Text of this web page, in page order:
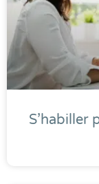
S’habiller